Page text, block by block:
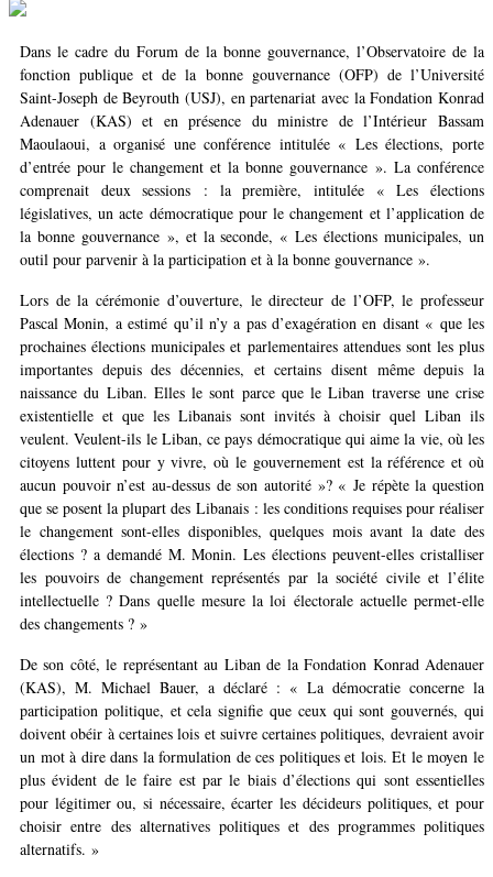
Dans le cadre du Forum de la bonne gouvernance, l’Observatoire de la
fonction publique et de la bonne gouvernance (OFP) de l’Université
Saint-Joseph de Beyrouth (USJ), en partenariat avec la Fondation Konrad
Adenauer (KAS) et en présence du ministre de l’Intérieur Bassam
Maoulaoui, a organisé une conférence intitulée « Les élections, porte
d’entrée pour le changement et la bonne gouvernance ». La conférence
comprenait deux sessions : la première, intitulée « Les élections
législatives, un acte démocratique pour le changement et l’application de
la bonne gouvernance », et la seconde, « Les élections municipales, un
outil pour parvenir à la participation et à la bonne gouvernance ».
Lors de la cérémonie d’ouverture, le directeur de l’OFP, le professeur
Pascal Monin, a estimé qu’il n’y a pas d’exagération en disant « que les
prochaines élections municipales et parlementaires attendues sont les plus
importantes depuis des décennies, et certains disent même depuis la
naissance du Liban. Elles le sont parce que le Liban traverse une crise
existentielle et que les Libanais sont invités à choisir quel Liban ils
veulent. Veulent-ils le Liban, ce pays démocratique qui aime la vie, où les
citoyens luttent pour y vivre, où le gouvernement est la référence et où
aucun pouvoir n’est au-dessus de son autorité »? « Je répète la question
que se posent la plupart des Libanais : les conditions requises pour réaliser
le changement sont-elles disponibles, quelques mois avant la date des
élections ? a demandé M. Monin. Les élections peuvent-elles cristalliser
les pouvoirs de changement représentés par la société civile et l’élite
intellectuelle ? Dans quelle mesure la loi électorale actuelle permet-elle
des changements ? »
De son côté, le représentant au Liban de la Fondation Konrad Adenauer
(KAS), M. Michael Bauer, a déclaré : « La démocratie concerne la
participation politique, et cela signifie que ceux qui sont gouvernés, qui
doivent obéir à certaines lois et suivre certaines politiques, devraient avoir
un mot à dire dans la formulation de ces politiques et lois. Et le moyen le
plus évident de le faire est par le biais d’élections qui sont essentielles
pour légitimer ou, si nécessaire, écarter les décideurs politiques, et pour
choisir entre des alternatives politiques et des programmes politiques
alternatifs. »